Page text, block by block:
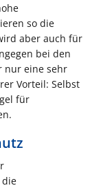
so die
aber auch für
bei den
nur eine sehr
Vorteil: Selbst
für
die